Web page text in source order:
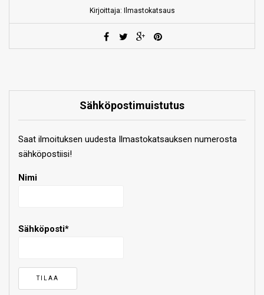
Kirjoittaja: Ilmastokatsaus
Sähköpostimuistutus
Saat ilmoituksen uudesta Ilmastokatsauksen numerosta
sähköpostiisi!
Nimi
Sähköposti*